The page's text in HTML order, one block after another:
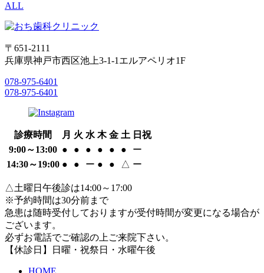
ALL
〒651-2111
兵庫県神戸市西区池上3-1-1エルアペリオ1F
078-975-6401
078-975-6401
診療時間 月 火 水 木 金 土 日祝
9:00～13:00 ● ● ● ● ● ●
ー
14:30～19:00 ● ● ー ● ● △ ー
△土曜日午後診は14:00～17:00
※予約時間は30分前まで
急患は随時受付しておりますが受付時間が変更になる場合が
ございます。
必ずお電話でご確認の上ご来院下さい。
【休診日】日曜・祝祭日・水曜午後